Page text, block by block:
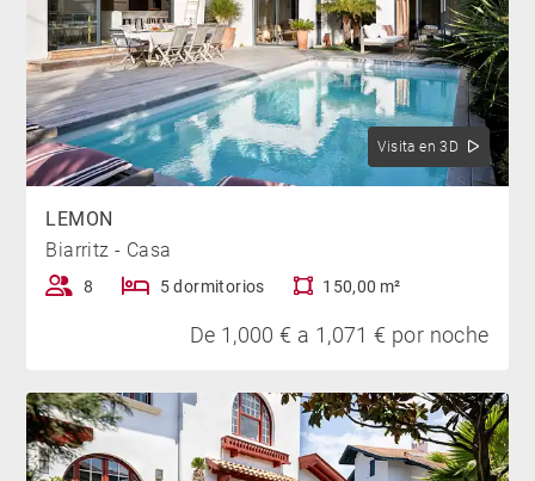
Visita en 3D
LEMON
Biarritz - Casa
8 5 dormitorios 150,00 m²
De 1,000 € a 1,071 € por noche